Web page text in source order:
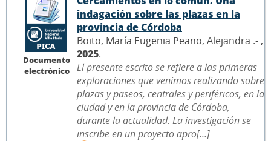
Documento
electrónico
indagación sobre las plazas en la
provincia de Córdoba
Boito, María Eugenia Peano, Alejandra .- ,
2025.
El presente escrito se refiere a las primeras
exploraciones que venimos realizando sobre
plazas y paseos, centrales y periféricos, en la
ciudad y en la provincia de Córdoba,
durante la actualidad. La investigación se
inscribe en un proyecto apro[...]